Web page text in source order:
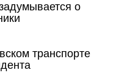
о
транспорте